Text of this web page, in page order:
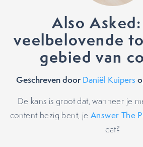
Also
veelbelovende
gebied van
Geschreven door Daniël Kuipers
De kans is groot dat, wanneer je
content bezig bent, je Answer The
dat?